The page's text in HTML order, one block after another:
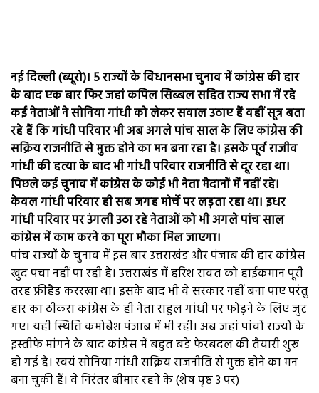
नई दिल्ली (ब्यूरो)। 5 राज्यों के विधानसभा चुनाव में कांग्रेस की हार
के बाद एक बार फिर जहां कपिल सिब्बल सहित राज्य सभा में रहे
कई नेताओं ने सोनिया गांधी को लेकर सवाल उठाए हैं वहीं सूत्र बता
रहे हैं कि गांधी परिवार भी अब अगले पांच साल के लिए कांग्रेस की
सक्रिय राजनीति से मुक्त होने का मन बना रहा है। इसके पूर्व राजीव
गांधी की हत्या के बाद भी गांधी परिवार राजनीति से दूर रहा था।
पिछले कई चुनाव में कांग्रेस के कोई भी नेता मैदानों में नहीं रहे।
केवल गांधी परिवार ही सब जगह मोर्चे पर लड़ता रहा था। इधर
गांधी परिवार पर उंगली उठा रहे नेताओं को भी अगले पांच साल
कांग्रेस में काम करने का पूरा मौका मिल जाएगा।
पांच राज्यों के चुनाव में इस बार उत्तराखंड और पंजाब की हार कांग्रेस
खुद पचा नहीं पा रही है। उत्तराखंड में हरिश रावत को हाईकमान पूरी
तरह फ्रीहैंड कररखा था। इसके बाद भी वे सरकार नहीं बना पाए परंतु
हार का ठीकरा कांग्रेस के ही नेता राहुल गांधी पर फोड़ने के लिए जुट
गए। यही स्थिति कमोबेेश पंजाब में भी रही। अब जहां पांचों राज्यों के
इस्तीफे मांगने के बाद कांग्रेस में बहुत बड़े फेरबदल की तैयारी शुरू
हो गई है। स्वयं सोनिया गांधी सक्रिय राजनीति से मुक्त होने का मन
बना चुकी हैं। वे निरंतर बीमार रहने के (शेष पृष्ठ 3 पर)